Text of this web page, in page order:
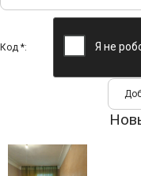
Код *: